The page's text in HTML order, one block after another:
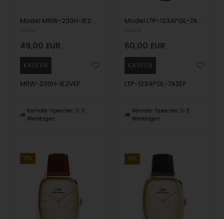
Model MRW-230H-1E2VEF Casio Casio Collection Casio Herren uhr
49,00 EUR
MRW-230H-1E2VEF
Remote-Speicher, 3-5
Werktagen
Model LTP-1234PGL-7A2EF Casio Casio Collection Casio Herren uhr
60,00 EUR
LTP-1234PGL-7A2EF
Remote-Speicher, 3-5
Werktagen
19% 19%